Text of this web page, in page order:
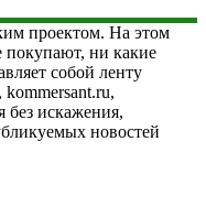
проектом. На этом
покупают, ни какие
собой ленту
kommersant.ru,
без искажения,
новостей